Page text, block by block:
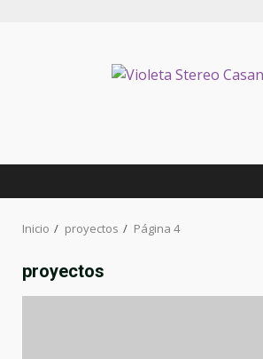
Inicio proyectos Página 4
proyectos